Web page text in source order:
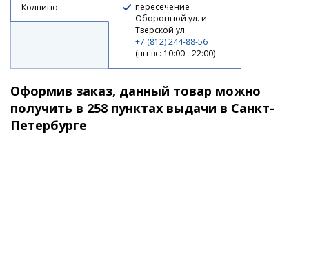
Колпино
пересечение
Оборонной ул. и
Тверской ул.
+7 (812) 244-88-56
(пн-вс: 10:00 - 22:00)
Оформив заказ, данный товар можно
получить в 258 пунктах выдачи в Санкт-
Петербурге